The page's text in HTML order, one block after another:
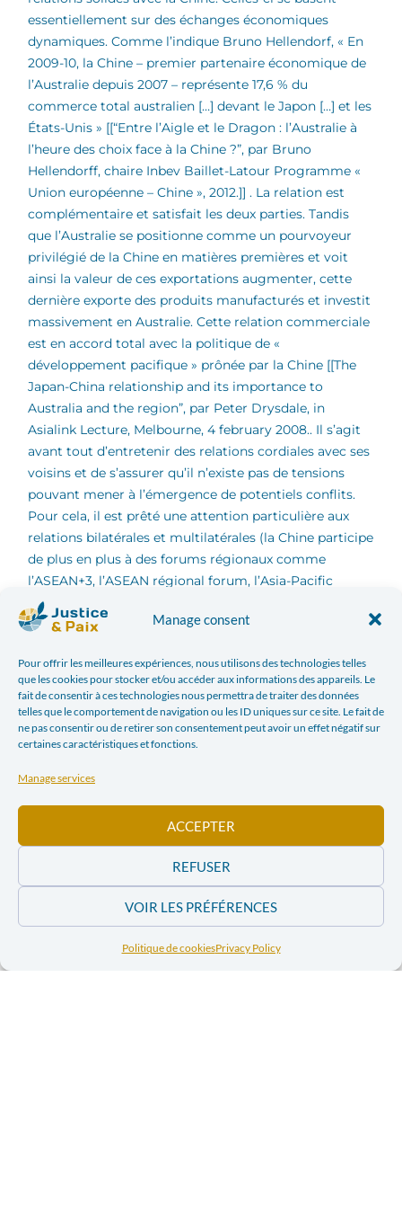
Manage consent
Pour offrir les meilleures expériences, nous utilisons des technologies telles
que les cookies pour stocker et/ou accéder aux informations des appareils. Le
fait de consentir à ces technologies nous permettra de traiter des données
telles que le comportement de navigation ou les ID uniques sur ce site. Le fait de
ne pas consentir ou de retirer son consentement peut avoir un effet négatif sur
certaines caractéristiques et fonctions.
Manage services
ACCEPTER
REFUSER
VOIR LES PRÉFÉRENCES
Politique de cookiesPrivacy Policy